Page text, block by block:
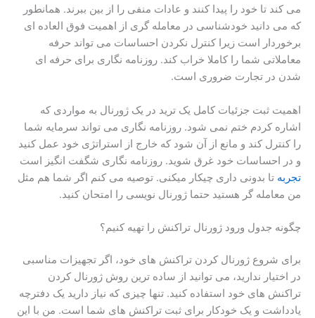
می کند تا خود را پیدا کنند و عادات منفی را از بین ببرند. همانطور
که می دانید خودشناسی در معامله گری از اهمیت فوق العاده ای
برخوردار است زیرا کنترل نکردن احساسات می تواند حرفه
معاملاتی شما را کاملا خراب کند. روزنامه نگاری برای حرفه ای
شدن در تجارت ضروری است.
اهمیت ثبت جزئیات کامل یک ترید در یک ژورنال به مواردی که
اشاره کردم ختم نمی شود. روزنامه نگاری می تواند سرمایه شما
را کنترل کند و مانع از آن شود که خارج از استراتژی خود عمل کنید
و در احساسات خود غرق شوید. روزنامه نگاری شگفت انگیز است
تجربه تا بدونی داری چیکار میکنی. توصیه می کنم اگر شما هم مثل
من معامله گر هستید حتما ژورنال نویسی را امتحان کنید.
چگونه جدول ورود ژورنال تراکنش را تهیه کنیم؟
برای شروع ژورنال کردن تراکنش های خود، اگر تجهیزات مناسبی
در اختیار ندارید، می توانید از ساده ترین روش ژورنال کردن
تراکنش های خود استفاده کنید. تنها چیزی که نیاز دارید یک دفترچه
یادداشت و یک خودکار برای ثبت تراکنش های شما است. من با این